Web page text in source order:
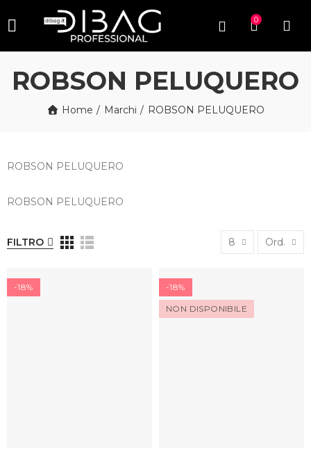
0
ROBSON PELUQUERO
Home Marchi ROBSON PELUQUERO
ROBSON PELUQUERO
ROBSON PELUQUERO
FILTRO 8 Ord.
-18% -18%
NON DISPONIBILE